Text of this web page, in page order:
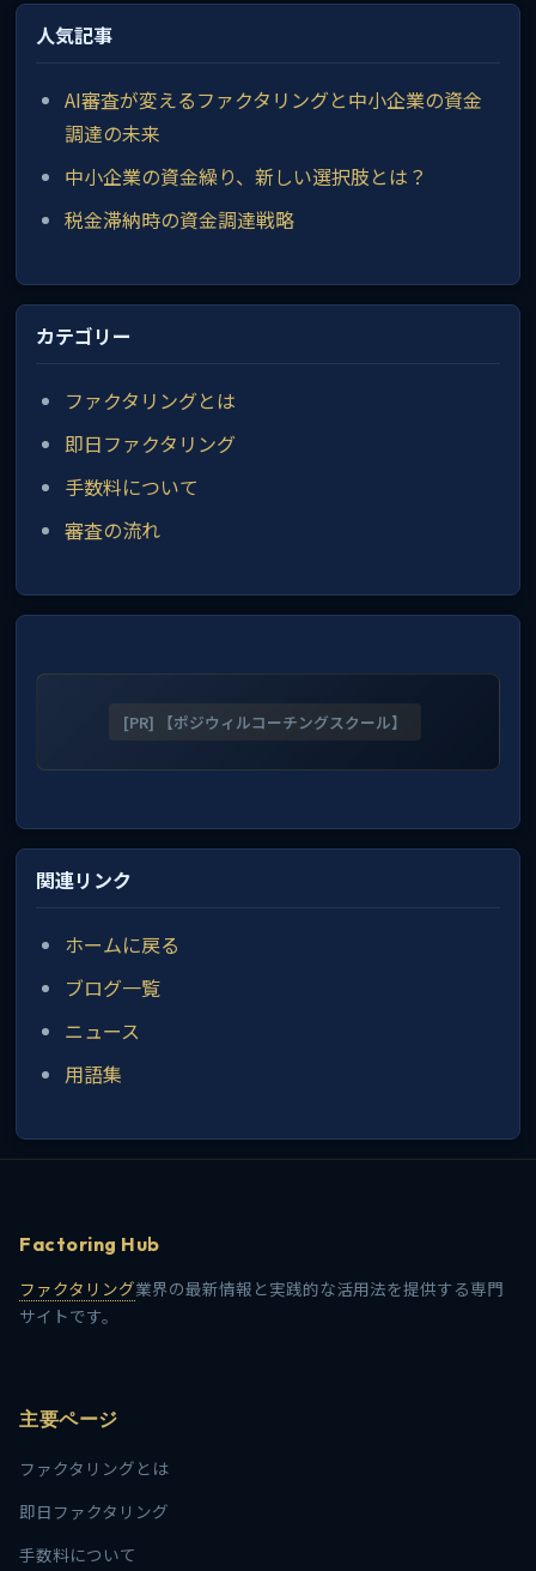
人気記事
AI審査が変えるファクタリングと中小企業の資金
調達の未来
中小企業の資金繰り、新しい選択肢とは？
税金滞納時の資金調達戦略
カテゴリー
ファクタリングとは
即日ファクタリング
手数料について
審査の流れ
[PR] 【ポジウィルコーチングスクール】
関連リンク
ホームに戻る
ブログ一覧
ニュース
用語集
Factoring Hub
ファクタリング業界の最新情報と実践的な活用法を提供する専門
サイトです。
主要ページ
ファクタリングとは
即日ファクタリング
手数料について